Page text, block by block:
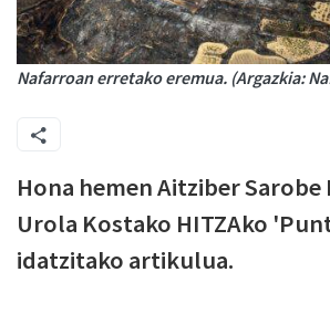
Nafarroan erretako eremua. (Argazkia:
Hona hemen Aitziber Sarobe
Urola Kostako HITZAko
idatzitako artikulua.